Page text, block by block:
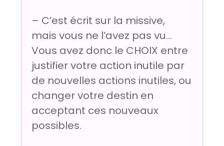
– C’est écrit sur la missive,
mais vous ne l’avez pas vu…
Vous avez donc le CHOIX entre
justifier votre action inutile par
de nouvelles actions inutiles, ou
changer votre destin en
acceptant ces nouveaux
possibles.